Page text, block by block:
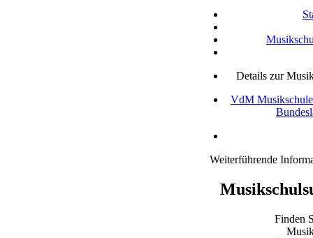
Details zur
VdM
Weiterführende
Finden